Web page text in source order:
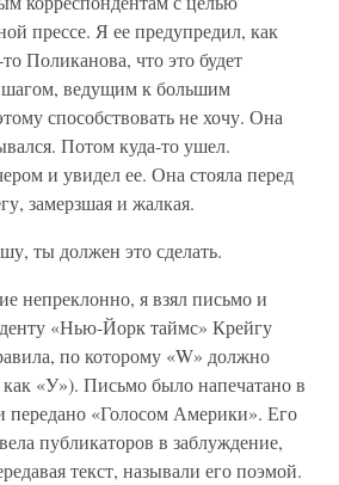
прессе. Я ее предупредил, как
Поликанова, что это будет
ведущим к большим
способствовать не хочу. Она
Потом куда-то ушел.
и увидел ее. Она стояла перед
замерзшая и жалкая.
ты должен это сделать.
непреклонно, я взял письмо и
«Нью-Йорк таймс» Крейгу
по которому «W» должно
как «У»). Письмо было напечатано в
«Голосом Америки». Его
публикаторов в заблуждение,
текст, называли его поэмой.